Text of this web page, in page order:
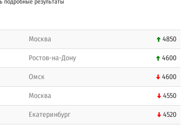
подробные результаты
Москва 4850
Ростов-на-Дону 4600
Омск 4600
Москва 4550
Екатеринбург 4520